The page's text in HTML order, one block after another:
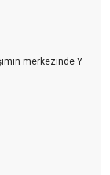
merkezinde Y